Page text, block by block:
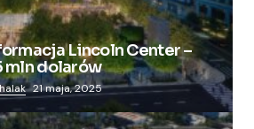
Lincoln Center –
mln dolarów
21 maja, 2025